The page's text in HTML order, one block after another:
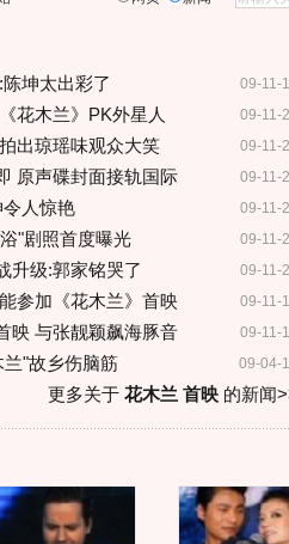
09-11-
坤太出彩了
09-11-
花木兰》PK外星人
09-11-
出琼瑶味观众大笑
09-11-
原声碟封面接轨国际
09-11-
令人惊艳
09-11-
"剧照首度曝光
09-11-
升级:郭家铭哭了
09-11-
参加《花木兰》首映
09-11-
映 与张靓颖飙海豚音
09-04-
"故乡伤脑筋
更多关于 花木兰 首映的新闻